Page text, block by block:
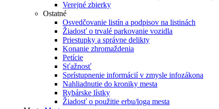
Verejné zbierky
Ostatné
Osvedčovanie listín a podpisov na listinách
Žiadosť o trvalé parkovanie vozidla
Priestupky a správne delikty
Konanie zhromaždenia
Petície
Sťažnosť
Sprístupnenie informácií v zmysle infozákona
Nahliadnutie do kroniky mesta
Rybárske lístky
Žiadosť o použitie erbu/loga mesta